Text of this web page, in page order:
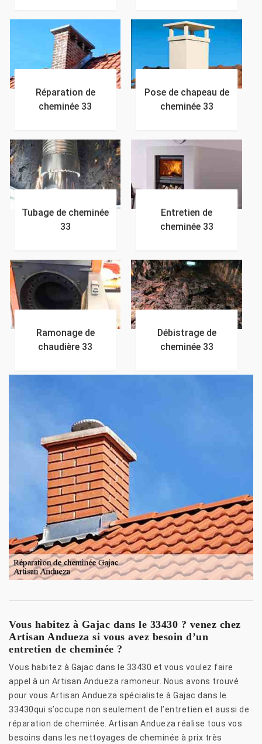
Réparation de
cheminée 33
Pose de chapeau de
cheminée 33
Tubage de cheminée
33
Entretien de
cheminée 33
Ramonage de
chaudière 33
Débistrage de
cheminée 33
Vous habitez à Gajac dans le 33430 ? venez chez
Artisan Andueza si vous avez besoin d’un
entretien de cheminée ?
Vous habitez à Gajac dans le 33430 et vous voulez faire
appel à un Artisan Andueza ramoneur. Nous avons trouvé
pour vous Artisan Andueza spécialiste à Gajac dans le
33430qui s’occupe non seulement de l’entretien et aussi de
réparation de cheminée. Artisan Andueza réalise tous vos
besoins dans les nettoyages de cheminée à prix très